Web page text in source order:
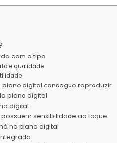
com o tipo
e qualidade
digital consegue reproduzir
piano digital
digital
sensibilidade ao toque
no piano digital